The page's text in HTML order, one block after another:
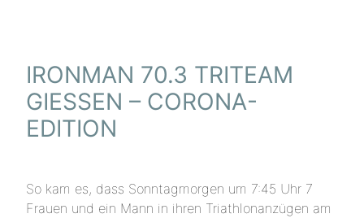
IRONMAN 70.3 TRITEAM
GIESSEN – CORONA-E
DITION
So kam es, dass Sonntagmorgen um 7:45 Uhr 7
Frauen und ein Mann in ihren Triathlonanzügen am